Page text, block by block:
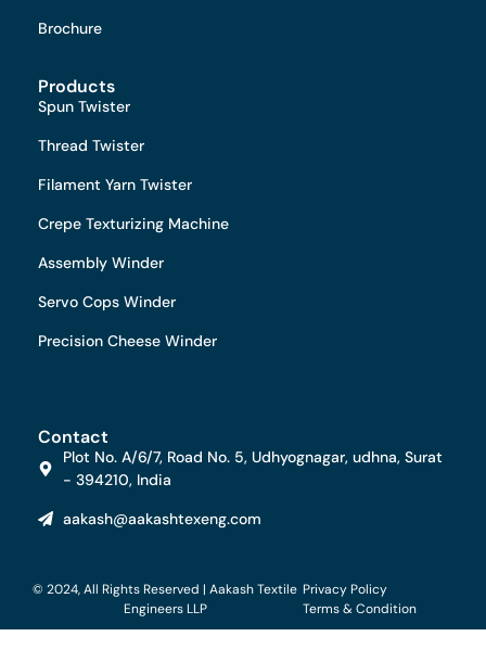
Brochure
Products
Spun Twister
Thread Twister
Filament Yarn Twister
Crepe Texturizing Machine
Assembly Winder
Servo Cops Winder
Precision Cheese Winder
Contact
Plot No. A/6/7, Road No. 5, Udhyognagar, udhna, Surat
- 394210, India
aakash@aakashtexeng.com
© 2024, All Rights Reserved | Aakash Textile
Engineers LLP
Privacy Policy
Terms & Condition